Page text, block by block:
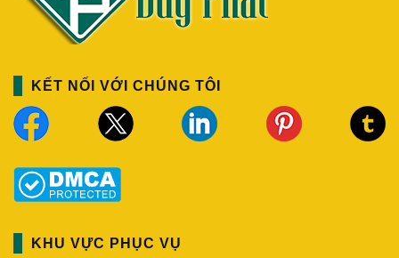
KẾT NỐI VỚI CHÚNG TÔI
KHU VỰC PHỤC VỤ